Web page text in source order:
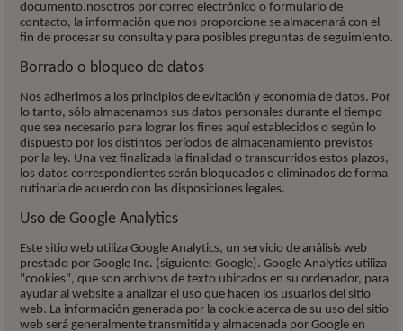
documento.nosotros por correo electrónico o formulario de
contacto, la información que nos proporcione se almacenará con el
fin de procesar su consulta y para posibles preguntas de seguimiento.
Borrado o bloqueo de datos
Nos adherimos a los principios de evitación y economía de datos. Por
lo tanto, sólo almacenamos sus datos personales durante el tiempo
que sea necesario para lograr los fines aquí establecidos o según lo
dispuesto por los distintos períodos de almacenamiento previstos
por la ley. Una vez finalizada la finalidad o transcurridos estos plazos,
los datos correspondientes serán bloqueados o eliminados de forma
rutinaria de acuerdo con las disposiciones legales.
Uso de Google Analytics
Este sitio web utiliza Google Analytics, un servicio de análisis web
prestado por Google Inc. (siguiente: Google). Google Analytics utiliza
"cookies", que son archivos de texto ubicados en su ordenador, para
ayudar al website a analizar el uso que hacen los usuarios del sitio
web. La información generada por la cookie acerca de su uso del sitio
web será generalmente transmitida y almacenada por Google en